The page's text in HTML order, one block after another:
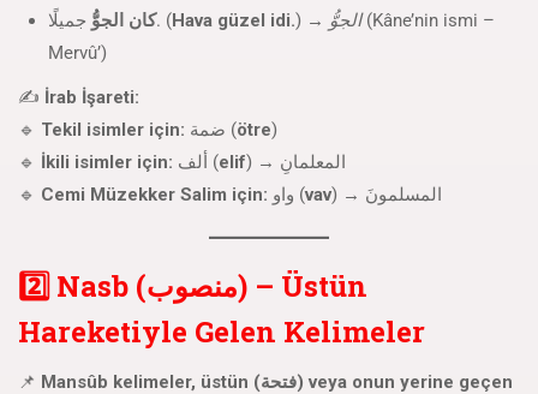
كان الجوُّجميلًا. (Hava güzel idi.) → الجوُّ(Kâne’nin ismi –
Mervû’)
✍ İrab İşareti:
🔹 Tekil isimler için: ضمة (ötre)
🔹 İkili isimler için: ألف (elif
) → المعلمانِ
🔹 Cemi Müzekker Salim için: واو (vav ) → المسلمونَ
2️⃣ Nasb (منصوب) – Üstün
Hareketiyle Gelen Kelimeler
📌 Mansûb kelimeler, üstün (فتحة) veya onun yerine geçen